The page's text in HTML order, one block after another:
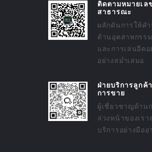
ติดตามหมายเล
สาธารณะ
ผลักดันการให้คำ
ด้านอุตสาหกรร
และการเล่นอีคอ
อย่างสม่ำเสมอ
ฝ่ายบริการลูกค้
การขาย
ผู้เชี่ยวชาญด้าน
ล่วงหน้าของเรา
บริการอย่างมืออ